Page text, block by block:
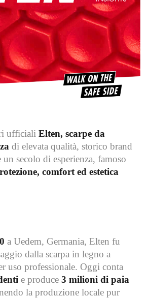
ufficiali Elten, scarpe da
di elevata qualità, storico brand
un secolo di esperienza, famoso
comfort ed estetica
a Uedem, Germania, Elten fu
dalla scarpa in legno a
uso professionale. Oggi conta
e produce 3 milioni di paia
la produzione locale pur